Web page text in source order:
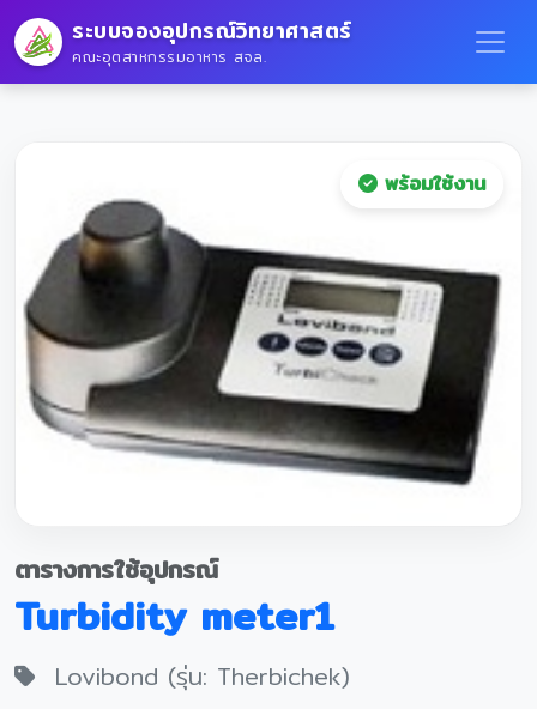
ระบบจองอุปกรณ์วิทยาศาสตร์
คณะอุตสาหกรรมอาหาร สจล.
พร้อมใช้งาน
ตารางการใช้อุปกรณ์
Turbidity meter1
Lovibond (รุ่น: Therbichek)